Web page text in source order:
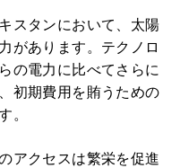
スタンにおいて、太陽
があります。テクノロ
の電力に比べてさらに
初期費用を賄うための
。
アクセスは繁栄を促進